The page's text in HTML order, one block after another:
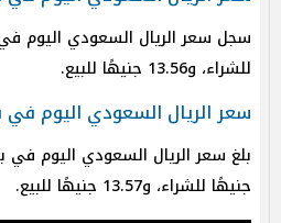
للشراء، و13.56 جنيهًا للبيع.
سعر الريال السعودي اليوم في
جنيهًا للشراء، و13.57 جنيهًا للبيع.